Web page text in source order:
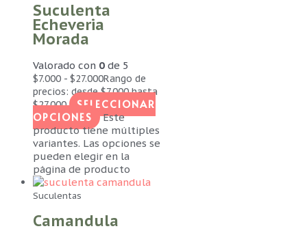
Suculenta
Echeveria
Morada
Valorado con 0 de 5
$7.000 - $27.000Rango de
precios: desde $7.000 hasta
$27.000
SELECCIONAR
OPCIONES
Este
producto tiene múltiples
variantes. Las opciones se
pueden elegir en la
página de producto
Suculentas
Camandula